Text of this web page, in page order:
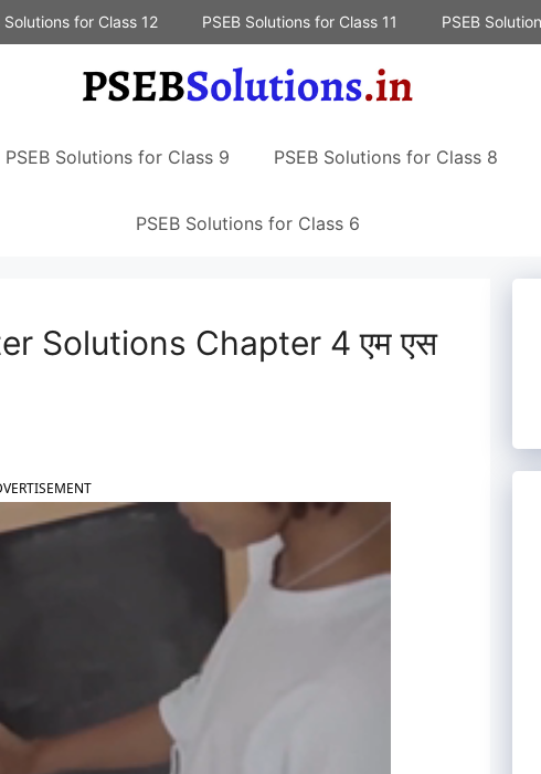
Solutions for Class 12 PSEB Solutions for Class 11 PSEB
PSEB Solutions for Class 9 PSEB Solutions for Class 8
PSEB Solutions for Class 6
Solutions Chapter 4 एम एस